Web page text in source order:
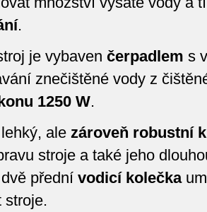
.
je vybaven čerpadlem s
znečištěné vody z
1250 W.
ale zároveň robustní
stroje a také jeho
přednívodicí kolečka
stroje.